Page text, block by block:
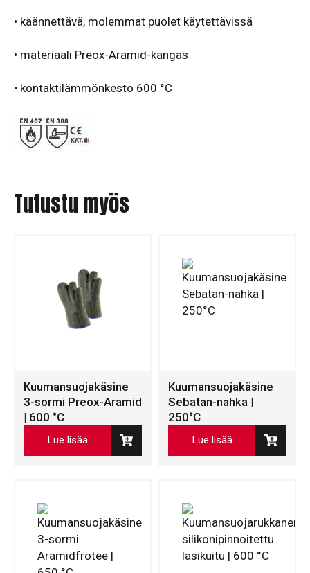
• käännettävä, molemmat puolet käytettävissä
• materiaali Preox-Aramid-kangas
• kontaktilämmönkesto 600 °C
Tutustu myös
Kuumansuojakäsine
3-sormi Preox-Aramid
| 600 °C
Lue lisää
Kuumansuojakäsine
Sebatan-nahka |
250°C
Lue lisää